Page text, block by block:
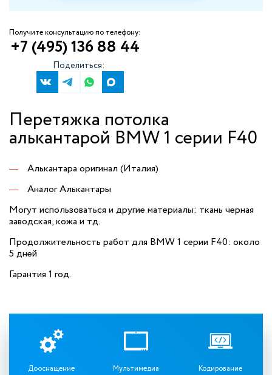
Получите консультацию по телефону:
+7 (495) 136 88 44
Поделиться:
Перетяжка потолка
алькантарой BMW 1 серии F40
Алькантара оригинал (Италия)
Аналог Алькантары
Могут использоваться и другие материалы: ткань черная
заводская, кожа и тд.
Продолжительность работ для BMW 1 серии F40: около
5 дней
Гарантия 1 год.
Дооснащение Мультимедиа Кодирование